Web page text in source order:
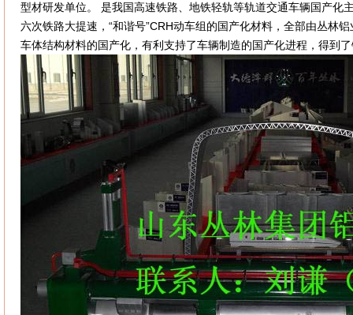
型材研发单位。 是我国高速铁路、地铁轻轨等轨道交通车辆国产化
六次铁路大提速，“和谐号”CRH动车组的国产化材料，全部由丛林
车体结构材料的国产化，有利支持了车辆制造的国产化进程，得到